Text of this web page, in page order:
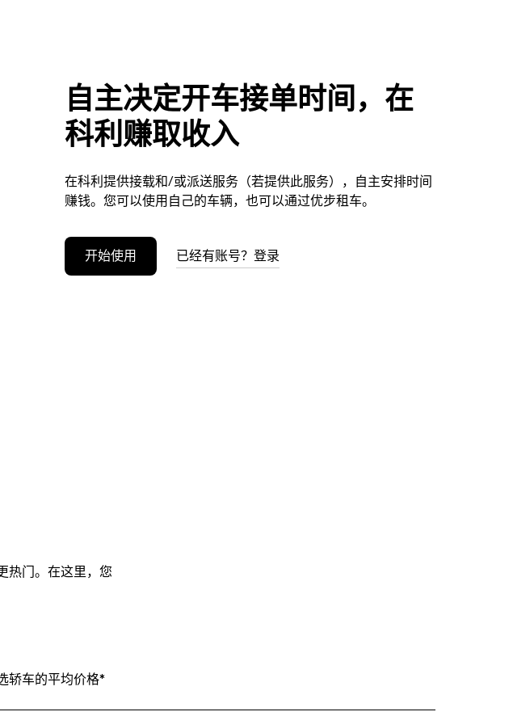
自主决定开车接单时间，在
科利赚取收入
在科利提供接载和/或派送服务（若提供此服务），自主安排时间
赚钱。您可以使用自己的车辆，也可以通过优步租车。
开始使用 已经有账号？登录
热门。在这里，您
轿车的平均价格*